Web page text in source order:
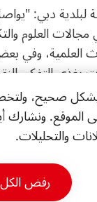
دبي:
العلوم
العلمية، وفي
يغذي التفكير
من مبادرة
إذ
عالم المستكشف من شركة
من الوصول إلى
صحيح،
الموقع.
والتحليلات.
رفض الكل